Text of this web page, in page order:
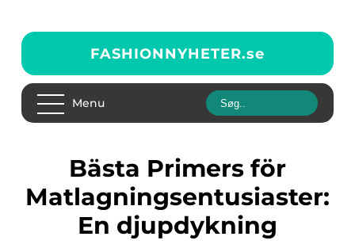
FASHIONNYHETER.se
Menu
Bästa Primers för
Matlagningsentusiaster:
En djupdykning